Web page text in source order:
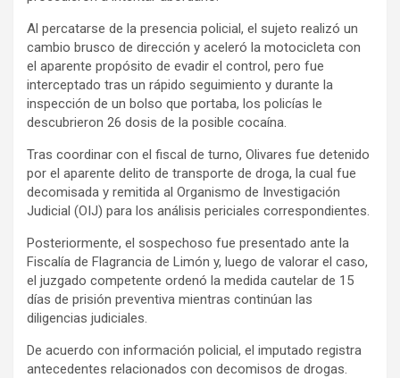
Al percatarse de la presencia policial, el sujeto realizó un
cambio brusco de dirección y aceleró la motocicleta con
el aparente propósito de evadir el control, pero fue
interceptado tras un rápido seguimiento y durante la
inspección de un bolso que portaba, los policías le
descubrieron 26 dosis de la posible cocaína.
Tras coordinar con el fiscal de turno, Olivares fue detenido
por el aparente delito de transporte de droga, la cual fue
decomisada y remitida al Organismo de Investigación
Judicial (OIJ) para los análisis periciales correspondientes.
Posteriormente, el sospechoso fue presentado ante la
Fiscalía de Flagrancia de Limón y, luego de valorar el caso,
el juzgado competente ordenó la medida cautelar de 15
días de prisión preventiva mientras continúan las
diligencias judiciales.
De acuerdo con información policial, el imputado registra
antecedentes relacionados con decomisos de drogas.